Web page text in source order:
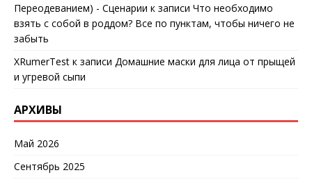
Переодеванием) - Сценарии к записи Что необходимо
взять с собой в роддом? Все по пунктам, чтобы ничего не
забыть
XRumerTest к записи Домашние маски для лица от прыщей
и угревой сыпи
АРХИВЫ
Май 2026
Сентябрь 2025